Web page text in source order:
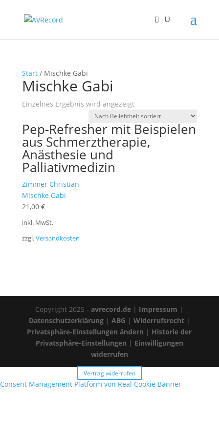
Start/ Mischke Gabi
Mischke Gabi
Einzelnes Ergebnis wird angezeigt
Pep-Refresher mit Beispielen
aus Schmerztherapie,
Anästhesie und
Palliativmedizin
Zimmer Christian
Mischke Gabi
21,00 €
inkl. MwSt.
zzgl.Versandkosten
Copyright 2025 -avrecord.de | Impressum |
Datenschutzerklärung| ABG | Widerrufsrecht|
Privatsphäre-Einstellungen ändern | Historie der
Privatsphäre-Einstellungen | Einwilligungen
widerrufen
Vertrag widerrufen
Consent Management Platform von Real Cookie Banner